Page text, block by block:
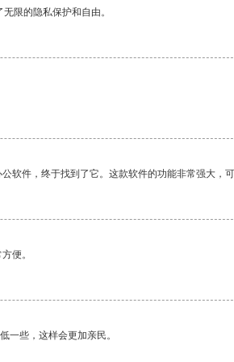
限的隐私保护和自由。
软件，终于找到了它。这款软件的功能非常强大，
便。
一些，这样会更加亲民。